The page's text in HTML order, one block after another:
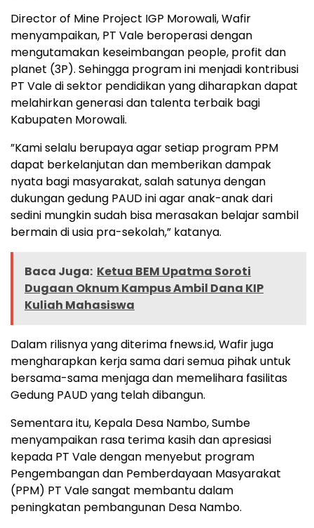
Director of Mine Project IGP Morowali, Wafir
menyampaikan, PT Vale beroperasi dengan
mengutamakan keseimbangan people, profit dan
planet (3P). Sehingga program ini menjadi kontribusi
PT Vale di sektor pendidikan yang diharapkan dapat
melahirkan generasi dan talenta terbaik bagi
Kabupaten Morowali.
”Kami selalu berupaya agar setiap program PPM
dapat berkelanjutan dan memberikan dampak
nyata bagi masyarakat, salah satunya dengan
dukungan gedung PAUD ini agar anak-anak dari
sedini mungkin sudah bisa merasakan belajar sambil
bermain di usia pra-sekolah,” katanya.
Baca Juga: Ketua BEM Upatma Soroti
Dugaan Oknum Kampus Ambil Dana KIP
Kuliah Mahasiswa
Dalam rilisnya yang diterima fnews.id, Wafir juga
mengharapkan kerja sama dari semua pihak untuk
bersama-sama menjaga dan memelihara fasilitas
Gedung PAUD yang telah dibangun.
Sementara itu, Kepala Desa Nambo, Sumbe
menyampaikan rasa terima kasih dan apresiasi
kepada PT Vale dengan menyebut program
Pengembangan dan Pemberdayaan Masyarakat
(PPM) PT Vale sangat membantu dalam
peningkatan pembangunan Desa Nambo.